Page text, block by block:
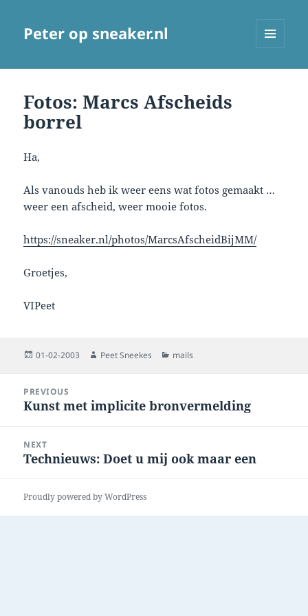
Peter op sneaker.nl
Fotos: Marcs Afscheids
borrel
Ha,
Als vanouds heb ik weer eens wat fotos gemaakt …
weer een afscheid, weer mooie fotos.
https://sneaker.nl/photos/MarcsAfscheidBijMM/
Groetjes,
VIPeet
Posted
01-02-2003 Author
Peet Sneekes Categories
mails
navigation
PREVIOUS
Previous
Kunst met implicite bronvermelding
NEXT
Next
Technieuws: Doet u mij ook maar een
Proudly powered by WordPress